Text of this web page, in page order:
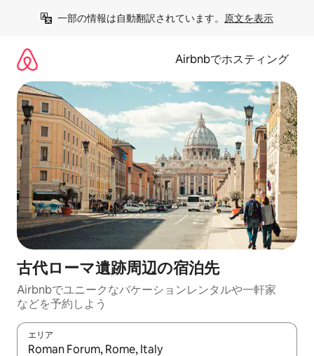
一部の情報は自動翻訳されています。 原文を表示
Airbnbでホスティング
古代ローマ遺跡⁠周⁠辺⁠の宿⁠泊⁠先
Airbnbでユニークなバ⁠ケ⁠ー⁠シ⁠ョ⁠ンレ⁠ン⁠タ⁠ルや一⁠軒⁠家
な⁠ど⁠を予⁠約⁠し⁠よ⁠う
エリア
検索結果が表示されたら、上下の矢印キーを使って移動するか